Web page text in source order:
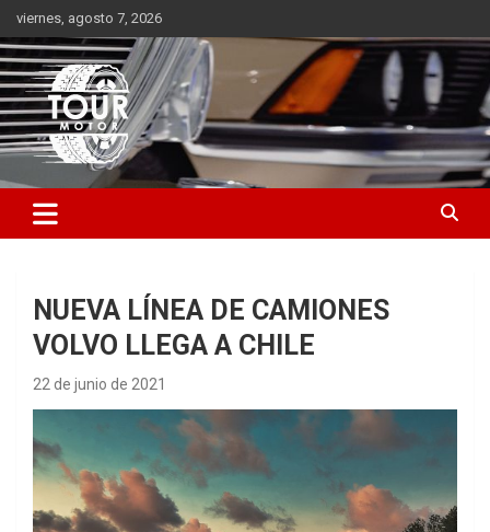
Saltar
al
contenido
viernes, agosto 7, 2026
Tour Motor
Plataforma de contenido audiovisual para el sector automotriz
NUEVA LÍNEA DE CAMIONES
VOLVO LLEGA A CHILE
22 de junio de 2021